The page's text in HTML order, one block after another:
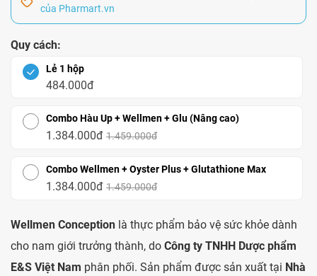
của Pharmart.vn
Quy cách:
Lẻ 1 hộp
484.000đ
Combo Hàu Up + Wellmen + Glu (Nâng cao)
1.384.000đ 1.459.000đ
Combo Wellmen + Oyster Plus + Glutathione Max
1.384.000đ 1.459.000đ
Wellmen Conception là thực phẩm bảo vệ sức khỏe dành
cho nam giới trưởng thành, do Công ty TNHH Dược phẩm
E&S Việt Nam phân phối. Sản phẩm được sản xuất tại Nhà